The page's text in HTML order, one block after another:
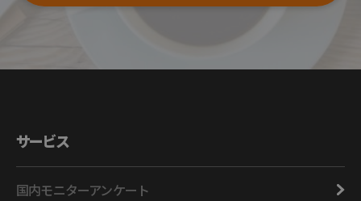
サービス
国内モニターアンケート